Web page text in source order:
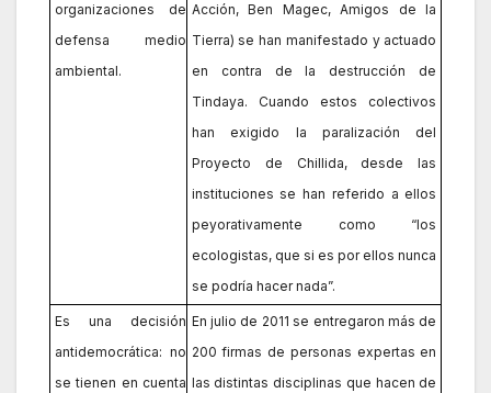
organizaciones de
defensa medio
ambiental.
Acción, Ben Magec, Amigos de la
Tierra) se han manifestado y actuado
en contra de la destrucción de
Tindaya. Cuando estos colectivos
han exigido la paralización del
Proyecto de Chillida, desde las
instituciones se han referido a ellos
peyorativamente como “los
ecologistas, que si es por ellos nunca
se podría hacer nada”.
Es una decisión
antidemocrática: no
se tienen en cuenta
En julio de 2011 se entregaron más de
200 firmas de personas expertas en
las distintas disciplinas que hacen de